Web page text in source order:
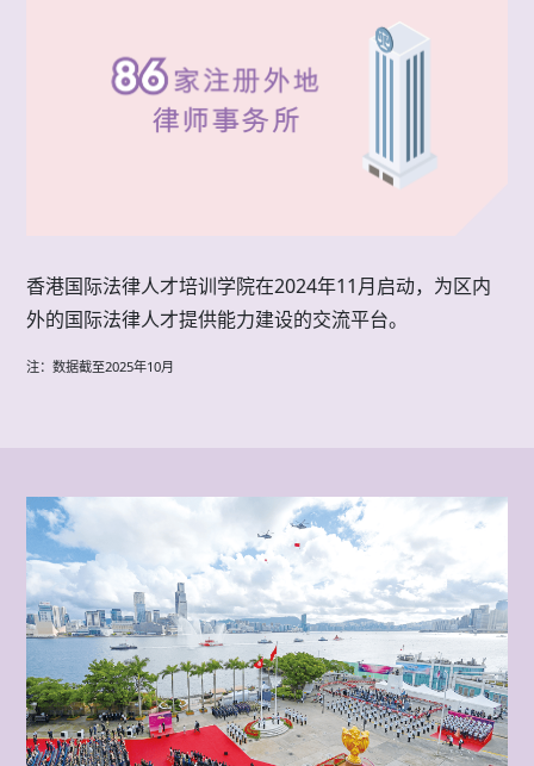
香港国际法律人才培训学院在2024年11月启动，为区内
外的国际法律人才提供能力建设的交流平台。
注：数据截至2025年10月